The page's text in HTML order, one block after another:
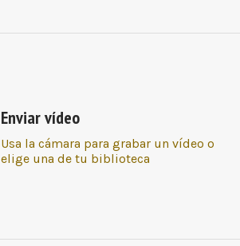
Enviar vídeo
Usa la cámara para grabar un vídeo o
elige una de tu biblioteca